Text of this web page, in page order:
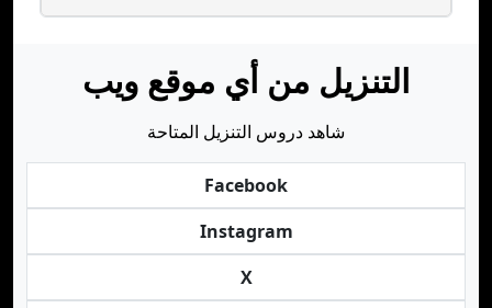
التنزيل من أي موقع ويب
شاهد دروس التنزيل المتاحة
Facebook
Instagram
X